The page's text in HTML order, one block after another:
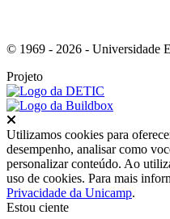
© 1969 - 2026 - Universidade
Projeto
Utilizamos cookies para
desempenho, analisar como
personalizar conteúdo. Ao
uso de cookies. Para mais
Privacidade da Unicamp.
Estou ciente